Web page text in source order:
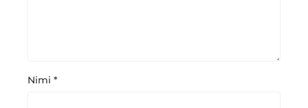
Nimi *